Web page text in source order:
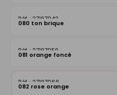
27197042
080 ton brique
27197059
081 orange foncé
27197066
082 rose orange